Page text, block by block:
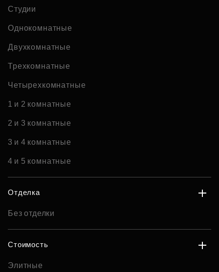
Студии
Однокомнатные
Двухкомнатные
Трехкомнатные
Четырехкомнатные
1 и 2 комнатные
2 и 3 комнатные
3 и 4 комнатные
4 и 5 комнатные
Отделка
Без отделки
Стоимость
Элитные